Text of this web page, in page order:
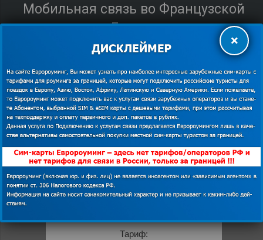
Мобильная связь во Французской
Гвиане
eSIM/SIM
Сим-карта Orange
Тариф:
×